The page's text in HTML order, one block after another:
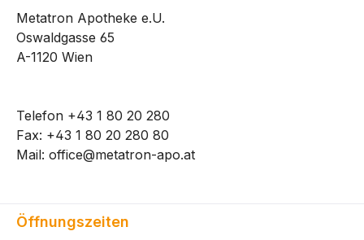
Metatron Apotheke e.U.
Oswaldgasse 65
A-1120 Wien
Telefon +43 1 80 20 280
Fax: +43 1 80 20 280 80
Mail: office@metatron-apo.at
Öffnungszeiten